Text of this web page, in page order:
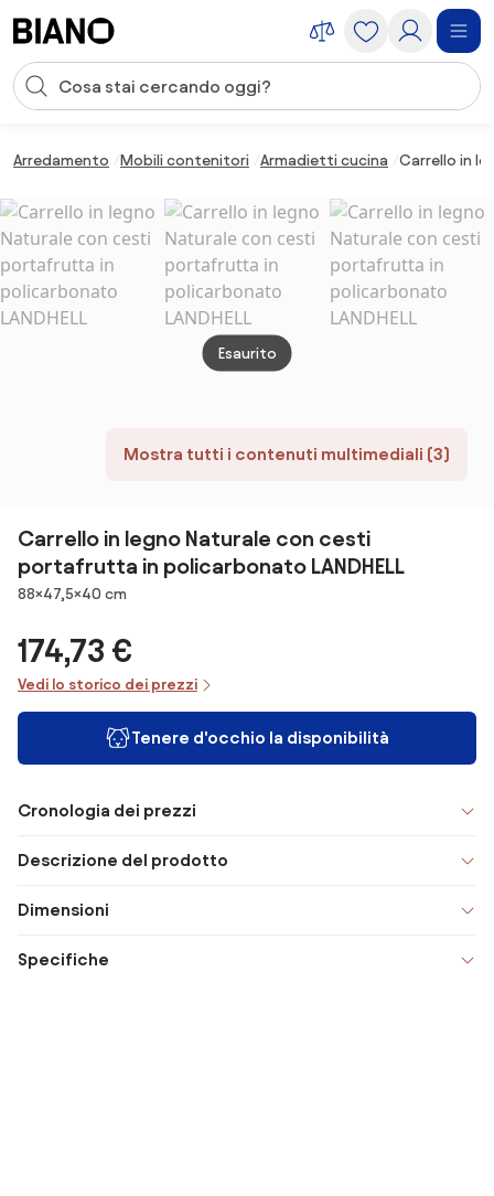
Input della ricerca
Arredamento Mobili contenitori Armadietti cucina Carrello in
Mostra tutti i contenuti multimediali (3)
Esaurito
Carrello in legno Naturale con cesti
portafrutta in policarbonato LANDHELL
Dimensioni
88×47,5×40 cm
174,73 €
Vedi lo storico dei prezzi
Tenere d'occhio la disponibilità
Cronologia dei prezzi
Descrizione del prodotto
Dimensioni
Specifiche